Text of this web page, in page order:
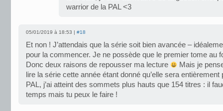
warrior de la PAL <3
05/01/2019 à 18:53 | #18
Et non ! J’attendais que la série soit bien avancée –
pour la commencer. Je ne possède que le premier tome au
Donc deux raisons de repousser ma lecture
Mais je
lire la série cette année étant donné qu’elle sera entièrement
PAL, j’ai atteint des sommets plus hauts que 154 titres : il
temps mais tu peux le faire !